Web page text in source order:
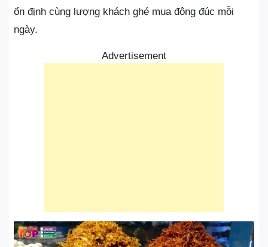
ổn định cùng lượng khách ghé mua đông đúc mỗi
ngày.
Advertisement